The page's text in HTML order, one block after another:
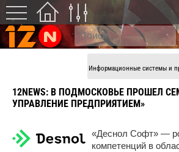
Информационные системы и
12NEWS: В ПОДМОСКОВЬЕ ПРОШЕЛ
УПРАВЛЕНИЕ ПРЕДПРИЯТИЕМ»
«Деснол Софт» —
компетенций в